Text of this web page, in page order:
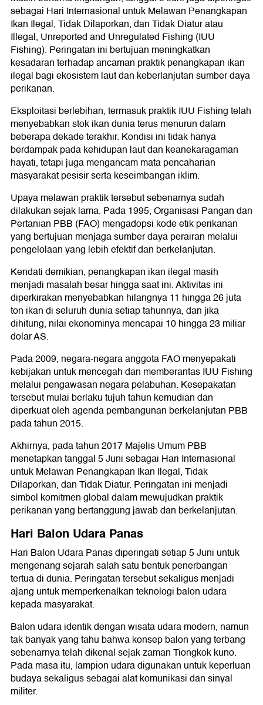
sebagai Hari Internasional untuk Melawan Penangkapan
Ikan Ilegal, Tidak Dilaporkan, dan Tidak Diatur atau
Illegal, Unreported and Unregulated Fishing (IUU
Fishing). Peringatan ini bertujuan meningkatkan
kesadaran terhadap ancaman praktik penangkapan ikan
ilegal bagi ekosistem laut dan keberlanjutan sumber daya
perikanan.
Eksploitasi berlebihan, termasuk praktik IUU Fishing telah
menyebabkan stok ikan dunia terus menurun dalam
beberapa dekade terakhir. Kondisi ini tidak hanya
berdampak pada kehidupan laut dan keanekaragaman
hayati, tetapi juga mengancam mata pencaharian
masyarakat pesisir serta keseimbangan iklim.
Upaya melawan praktik tersebut sebenarnya sudah
dilakukan sejak lama. Pada 1995, Organisasi Pangan dan
Pertanian PBB (FAO) mengadopsi kode etik perikanan
yang bertujuan menjaga sumber daya perairan melalui
pengelolaan yang lebih efektif dan berkelanjutan.
Kendati demikian, penangkapan ikan ilegal masih
menjadi masalah besar hingga saat ini. Aktivitas ini
diperkirakan menyebabkan hilangnya 11 hingga 26 juta
ton ikan di seluruh dunia setiap tahunnya, dan jika
dihitung, nilai ekonominya mencapai 10 hingga 23 miliar
dolar AS.
Pada 2009, negara-negara anggota FAO menyepakati
kebijakan untuk mencegah dan memberantas IUU Fishing
melalui pengawasan negara pelabuhan. Kesepakatan
tersebut mulai berlaku tujuh tahun kemudian dan
diperkuat oleh agenda pembangunan berkelanjutan PBB
pada tahun 2015.
Akhirnya, pada tahun 2017 Majelis Umum PBB
menetapkan tanggal 5 Juni sebagai Hari Internasional
untuk Melawan Penangkapan Ikan Ilegal, Tidak
Dilaporkan, dan Tidak Diatur. Peringatan ini menjadi
simbol komitmen global dalam mewujudkan praktik
perikanan yang bertanggung jawab dan berkelanjutan.
Hari Balon Udara Panas
Hari Balon Udara Panas diperingati setiap 5 Juni untuk
mengenang sejarah salah satu bentuk penerbangan
tertua di dunia. Peringatan tersebut sekaligus menjadi
ajang untuk memperkenalkan teknologi balon udara
kepada masyarakat.
Balon udara identik dengan wisata udara modern, namun
tak banyak yang tahu bahwa konsep balon yang terbang
sebenarnya telah dikenal sejak zaman Tiongkok kuno.
Pada masa itu, lampion udara digunakan untuk keperluan
budaya sekaligus sebagai alat komunikasi dan sinyal
militer.